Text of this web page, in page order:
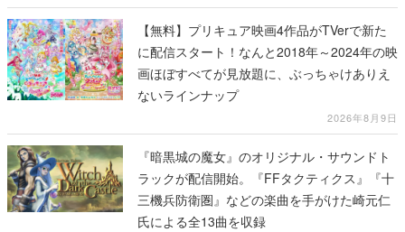
【無料】プリキュア映画4作品がTVerで新た
に配信スタート！なんと2018年～2024年の映
画ほぼすべてが見放題に、ぶっちゃけありえ
ないラインナップ
2026年8月9日
『暗黒城の魔女』のオリジナル・サウンドト
ラックが配信開始。『FFタクティクス』『十
三機兵防衛圏』などの楽曲を手がけた崎元仁
氏による全13曲を収録